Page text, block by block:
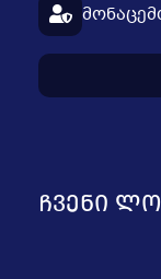
ᲩᲕᲔᲜᲘ